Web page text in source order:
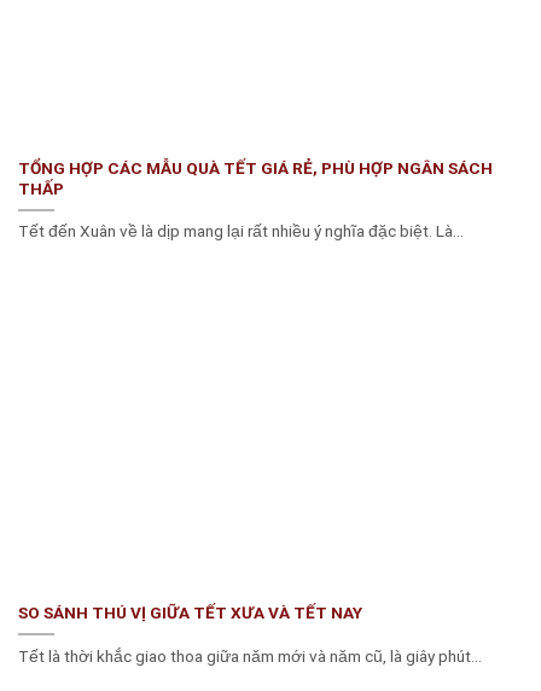
TỔNG HỢP CÁC MẪU QUÀ TẾT GIÁ RẺ, PHÙ HỢP NGÂN SÁCH
THẤP
Tết đến Xuân về là dịp mang lại rất nhiều ý nghĩa đặc biệt. Là...
SO SÁNH THÚ VỊ GIỮA TẾT XƯA VÀ TẾT NAY
Tết là thời khắc giao thoa giữa năm mới và năm cũ, là giây phút...